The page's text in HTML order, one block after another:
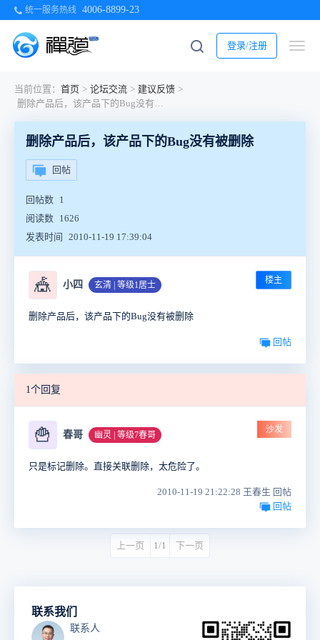
统一服务热线 4006-8899-23
登录/注册
当前位置： 首页 > 论坛交流 > 建议反馈 >
删除产品后，该产品下的Bug没有被删除
删除产品后，该产品下的Bug没有被删除
回帖
回帖数 1
阅读数 1626
发表时间
2010-11-19 17:39:04
🎪 小四 玄清 | 等级1居士 楼主
删除产品后，该产品下的Bug没有被删除
回帖
1个回复
🍟 春哥 幽灵 | 等级7春哥
沙发
只是标记删除。直接关联删除，太危险了。
2010-11-19 21:22:28 王春生 回帖
回帖
上一页 1/1 下一页
联系我们
联系人